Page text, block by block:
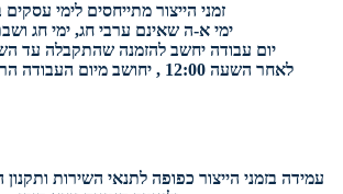
זמני הייצור מתייחסים לימי
ימי א-ה שאינם ערבי חג, ימי חג
יום עבודה יחשב להזמנה שהתקבלה עד השעה
לאחר השעה 12:00 , יחושב מיום העבודה הראשון שלאחריו.
עמידה בזמני הייצור כפופה לתנאי השירות